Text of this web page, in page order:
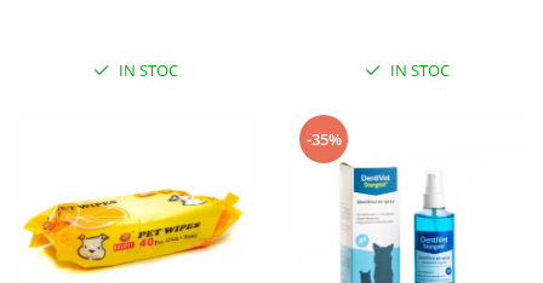
IN STOC IN STOC
-35%